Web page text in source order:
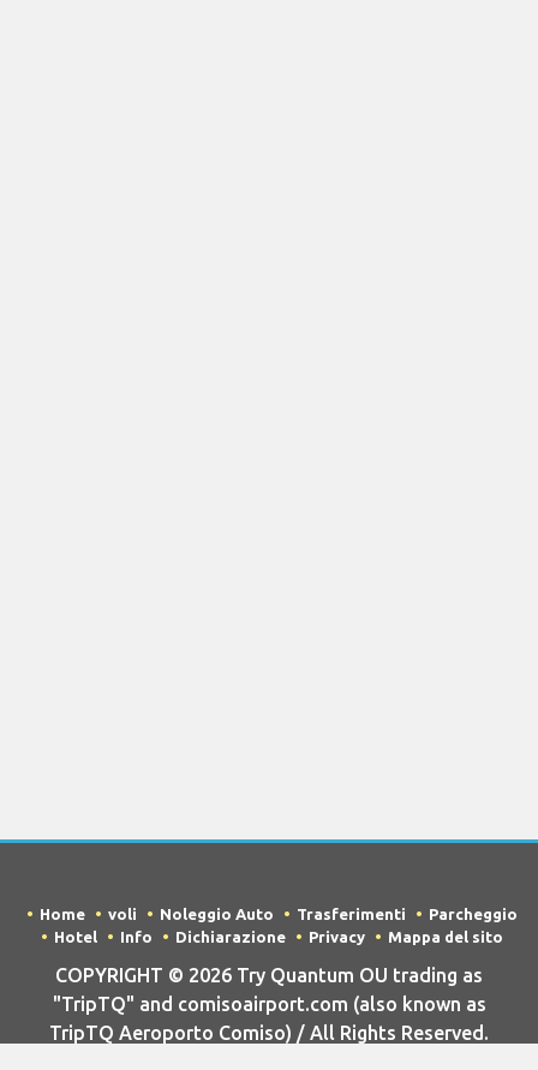
Home voli Noleggio Auto Trasferimenti
Parcheggio
Hotel
Info Dichiarazione Privacy Mappa del sito
COPYRIGHT © 2026 Try Quantum OU trading as
"TripTQ" and comisoairport.com (also known as
TripTQ Aeroporto Comiso) / All Rights Reserved.